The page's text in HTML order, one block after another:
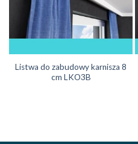
Listwa do zabudowy karnisza 8
cm LKO3B